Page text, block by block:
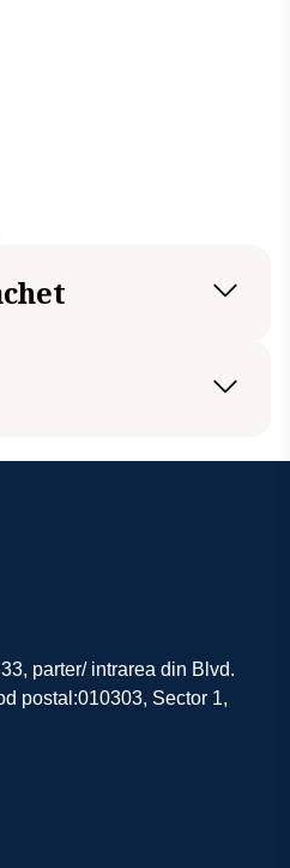
PMI
cameră în funcție de
de mana/ persoana
- aeroport
romana
parter/ intrarea din Blvd.
postal:010303, Sector 1,